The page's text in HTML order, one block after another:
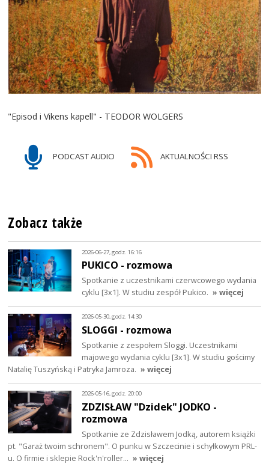
"Episod i Vikens kapell" - TEODOR WOLGERS
PODCAST AUDIO AKTUALNOŚCI RSS
Zobacz także
2026-06-27, godz. 16:16
PUKICO - rozmowa
Spotkanie z uczestnikami czerwcowego wydania
cyklu [3x1]. W studiu zespół Pukico. » więcej
2026-05-30, godz. 14:30
SLOGGI - rozmowa
Spotkanie z zespołem Sloggi. Uczestnikami
majowego wydania cyklu [3x1]. W studiu gościmy
Natalię Tuszyńską i Patryka Jamroza. » więcej
2026-05-16, godz. 20:00
ZDZISŁAW "Dzidek" JODKO -
rozmowa
Spotkanie ze Zdzisławem Jodką, autorem książki
pt. "Garaż twoim schronem". O punku w Szczecinie i schyłkowym PRL-
u. O firmie i sklepie Rock'n'roller… » więcej